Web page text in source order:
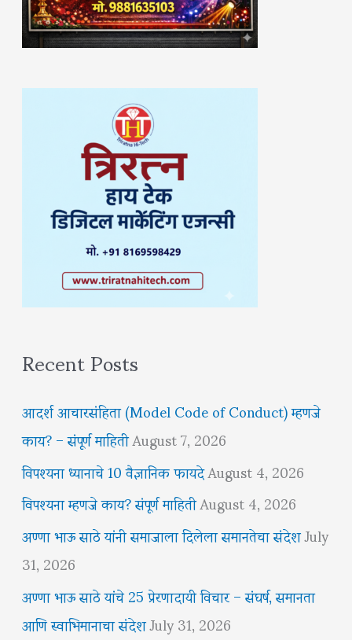
Recent Posts
आदर्श आचारसंहिता (Model Code of Conduct) म्हणजे
काय? – संपूर्ण माहितीAugust 7, 2026
विपश्यना ध्यानाचे 10 वैज्ञानिक फायदेAugust 4, 2026
विपश्यना म्हणजे काय? संपूर्ण माहितीAugust 4, 2026
अण्णा भाऊ साठे यांनी समाजाला दिलेला समानतेचा संदेशJuly
31, 2026
अण्णा भाऊ साठे यांचे 25 प्रेरणादायी विचार – संघर्ष, समानता
आणि स्वाभिमानाचा संदेशJuly 31, 2026